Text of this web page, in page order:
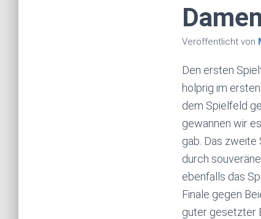
Veröffentlicht von
Den ersten
holprig im
dem Spielfeld
gewannen wir
gab. Das zweite
durch
ebenfalls das
Finale gegen
guter gesetzter